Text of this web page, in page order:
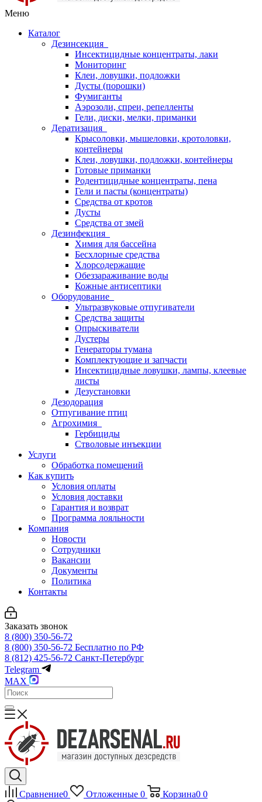
Меню
Каталог
Дезинсекция
Инсектицидные концентраты, лаки
Мониторинг
Клеи, ловушки, подложки
Дусты (порошки)
Фумиганты
Аэрозоли, спреи, репелленты
Гели, диски, мелки, приманки
Дератизация
Крысоловки, мышеловки, кротоловки,
контейнеры
Клеи, ловушки, подложки, контейнеры
Готовые приманки
Родентицидные концентраты, пена
Гели и пасты (концентраты)
Средства от кротов
Дусты
Средства от змей
Дезинфекция
Химия для бассейна
Бесхлорные средства
Хлорсодержащие
Обеззараживание воды
Кожные антисептики
Оборудование
Ультразвуковые отпугиватели
Средства защиты
Опрыскиватели
Дустеры
Генераторы тумана
Комплектующие и запчасти
Инсектицидные ловушки, лампы, клеевые
листы
Дезустановки
Дезодорация
Отпугивание птиц
Агрохимия
Гербициды
Стволовые инъекции
Услуги
Обработка помещений
Как купить
Условия оплаты
Условия доставки
Гарантия и возврат
Программа лояльности
Компания
Новости
Сотрудники
Вакансии
Документы
Политика
Контакты
Заказать звонок
8 (800) 350-56-72
8 (800) 350-56-72 Бесплатно по РФ
8 (812) 425-56-72 Санкт-Петербург
Telegram
MAX
Сравнение0 Отложенные 0 Корзина0 0